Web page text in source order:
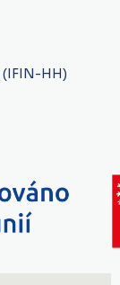
(IFIN-HH)